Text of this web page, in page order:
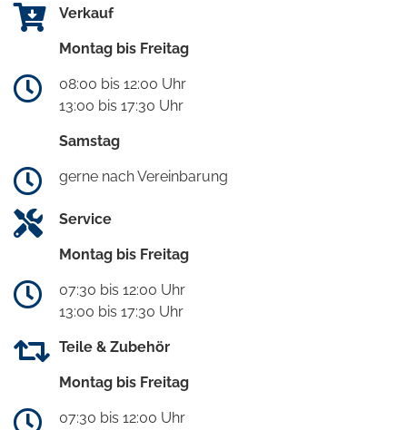
Verkauf
Montag bis Freitag
08:00 bis 12:00 Uhr
13:00 bis 17:30 Uhr
Samstag
gerne nach Vereinbarung
Service
Montag bis Freitag
07:30 bis 12:00 Uhr
13:00 bis 17:30 Uhr
Teile & Zubehör
Montag bis Freitag
07:30 bis 12:00 Uhr